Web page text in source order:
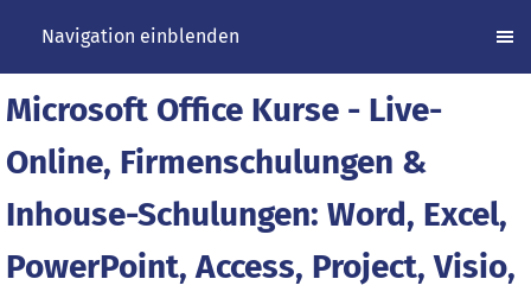
Navigation einblenden
Microsoft Office Kurse - Live-
Online, Firmenschulungen &
Inhouse-Schulungen: Word, Excel,
PowerPoint, Access, Project, Visio,